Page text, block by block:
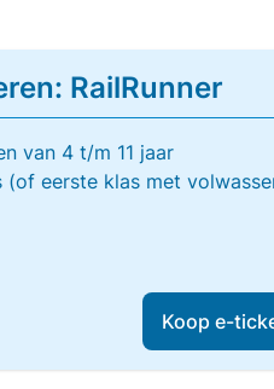
RailRunner
van 4 t/m 11 jaar
(of eerste klas met
Koop e-